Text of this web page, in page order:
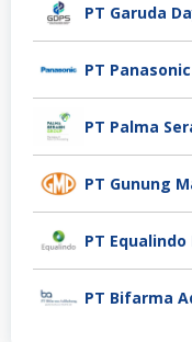
PT Garuda
PT
PT Palma
PT Gunung
PT Bifarma